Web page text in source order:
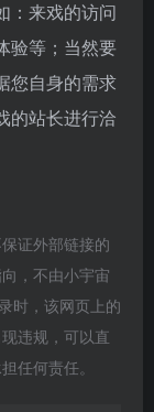
：来戏的访问
验等；当然要
您自身的需求
的站长进行洽
证外部链接的
，不由小宇宙
时，该网页上的
违规，可以直
任何责任。